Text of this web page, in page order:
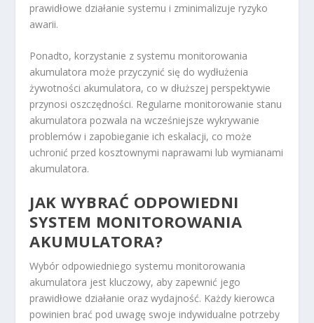
prawidłowe działanie systemu i zminimalizuje ryzyko
awarii.
Ponadto, korzystanie z systemu monitorowania
akumulatora może przyczynić się do wydłużenia
żywotności akumulatora, co w dłuższej perspektywie
przynosi oszczędności. Regularne monitorowanie stanu
akumulatora pozwala na wcześniejsze wykrywanie
problemów i zapobieganie ich eskalacji, co może
uchronić przed kosztownymi naprawami lub wymianami
akumulatora.
JAK WYBRAĆ ODPOWIEDNI
SYSTEM MONITOROWANIA
AKUMULATORA?
Wybór odpowiedniego systemu monitorowania
akumulatora jest kluczowy, aby zapewnić jego
prawidłowe działanie oraz wydajność. Każdy kierowca
powinien brać pod uwagę swoje indywidualne potrzeby